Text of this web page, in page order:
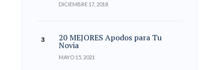
DICIEMBRE 17, 2018
20 MEJORES Apodos para Tu
Novia
MAYO 15, 2021